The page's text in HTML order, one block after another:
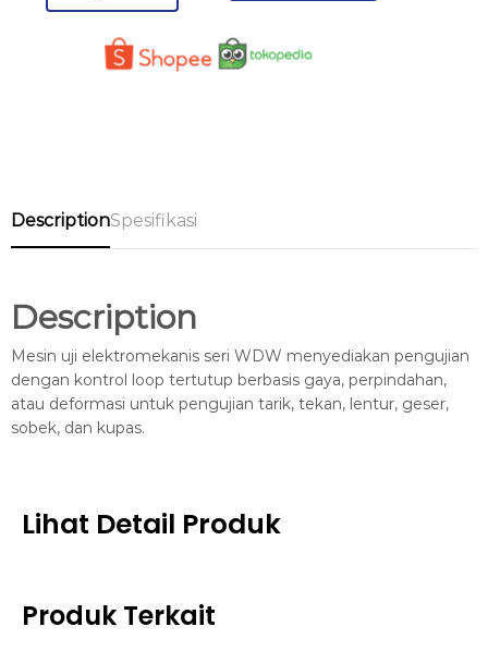
DescriptionSpesifikasi
Description
Mesin uji elektromekanis seri WDW menyediakan pengujian
dengan kontrol loop tertutup berbasis gaya, perpindahan,
atau deformasi untuk pengujian tarik, tekan, lentur, geser,
sobek, dan kupas.
Lihat Detail Produk
Produk Terkait